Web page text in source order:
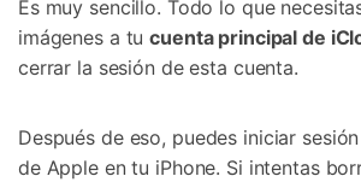
Es muy sencillo. Todo lo que
imágenes a tucuenta principal de
cerrar la sesión de esta cuenta.
Después de eso, puedes iniciar
de Apple en tu iPhone. Si intentas